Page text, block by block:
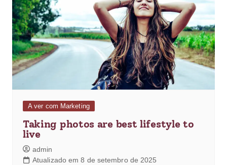
A ver com Marketing
Taking photos are best lifestyle to
live
admin
Atualizado em 8 de setembro de 2025